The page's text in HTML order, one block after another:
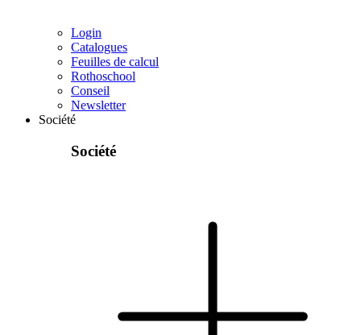
Login
Catalogues
Feuilles de calcul
Rothoschool
Conseil
Newsletter
Société
Société